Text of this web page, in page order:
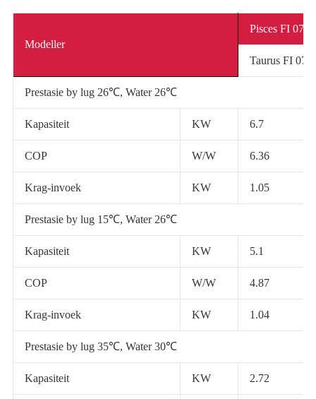
Modeller
Pisces FI 07
Taurus FI 07
Prestasie by lug 26℃, Water 26℃
Kapasiteit KW 6.7
COP W/W 6.36
Krag-invoek KW 1.05
Prestasie by lug 15℃, Water 26℃
Kapasiteit KW 5.1
COP W/W 4.87
Krag-invoek KW 1.04
Prestasie by lug 35℃, Water 30℃
Kapasiteit KW 2.72